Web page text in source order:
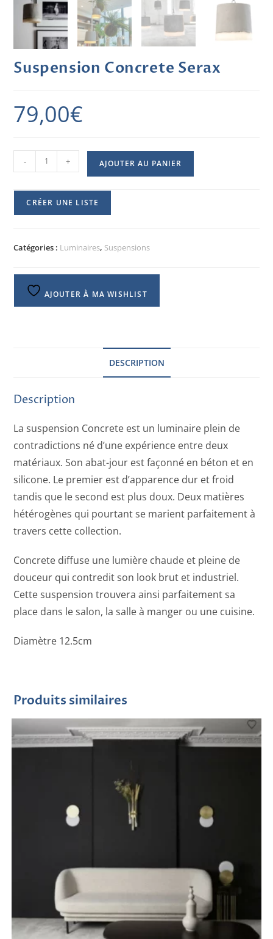
Suspension Concrete Serax
79,00€
- + AJOUTER AU PANIER
CRÉER UNE LISTE
Catégories : Luminaires, Suspensions
AJOUTER À MA WISHLIST
DESCRIPTION
Description
La suspension Concrete est un luminaire plein de
contradictions né d’une expérience entre deux
matériaux. Son abat-jour est façonné en béton et en
silicone. Le premier est d’apparence dur et froid
tandis que le second est plus doux. Deux matières
hétérogènes qui pourtant se marient parfaitement à
travers cette collection.
Concrete diffuse une lumière chaude et pleine de
douceur qui contredit son look brut et industriel.
Cette suspension trouvera ainsi parfaitement sa
place dans le salon, la salle à manger ou une cuisine.
Diamètre 12.5cm
Produits similaires